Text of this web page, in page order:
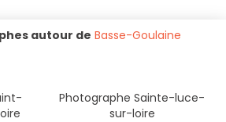
autour de Basse-Goulaine
Photographe Sainte-luce-
sur-loire